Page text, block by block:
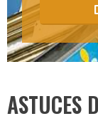
ASTUCES